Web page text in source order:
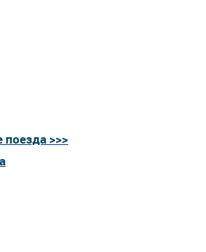
поезда >>>